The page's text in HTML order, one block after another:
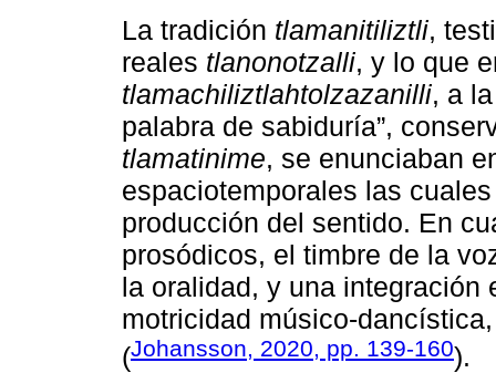
La tradición tlamanitiliztli,
reales tlanonotzalli, y lo que
tlamachiliztlahtolzazanilli, a
palabra de sabiduría”,
tlamatinime, se enunciaban
espaciotemporales las
producción del sentido. En
prosódicos, el timbre de la
la oralidad, y una integración
motricidad músico-
(Johansson, 2020, pp. 139-160).